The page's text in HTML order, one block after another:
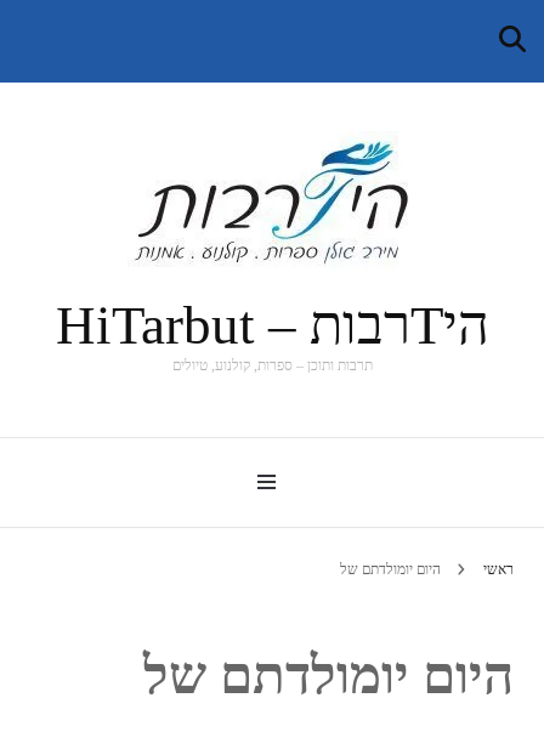
היTרבות – HiTarbut
תרבות ותוכן – ספרות, קולנוע, טיולים
ראשי היום יומולדתם של
היום יומולדתם של